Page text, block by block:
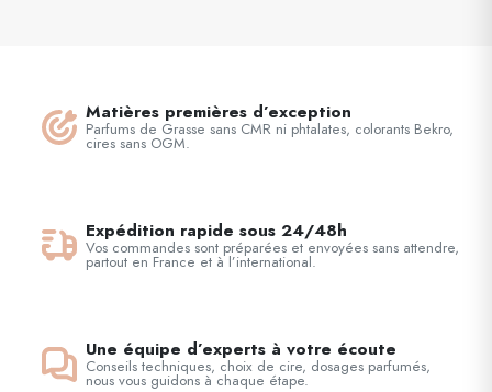
Matières premières d’exception
Parfums de Grasse sans CMR ni phtalates, colorants Bekro,
cires sans OGM.
Expédition rapide sous 24/48h
Vos commandes sont préparées et envoyées sans attendre,
partout en France et à l’international.
Une équipe d’experts à votre écoute
Conseils techniques, choix de cire, dosages parfumés,
nous vous guidons à chaque étape.